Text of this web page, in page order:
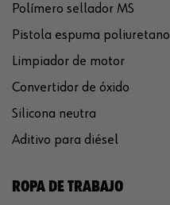
Polímero sellador MS
Pistola espuma poliuretano
Limpiador de motor
Convertidor de óxido
Silicona neutra
Aditivo para diésel
ROPA DE TRABAJO